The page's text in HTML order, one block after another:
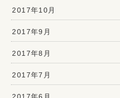
2017年10月
2017年9月
2017年8月
2017年7月